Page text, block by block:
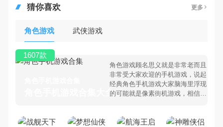
猜你喜欢 更多
角色游戏 武侠游戏
角色手机游戏合集大全 >
角色游戏顾名思义就是非常老而且
非常受大家欢迎的手机游戏，说起
经典角色手机游戏大家脑海里浮现
的可能就是像素街机游戏，相信很
色手机游戏有哪些呢？游戏今天，
1607款